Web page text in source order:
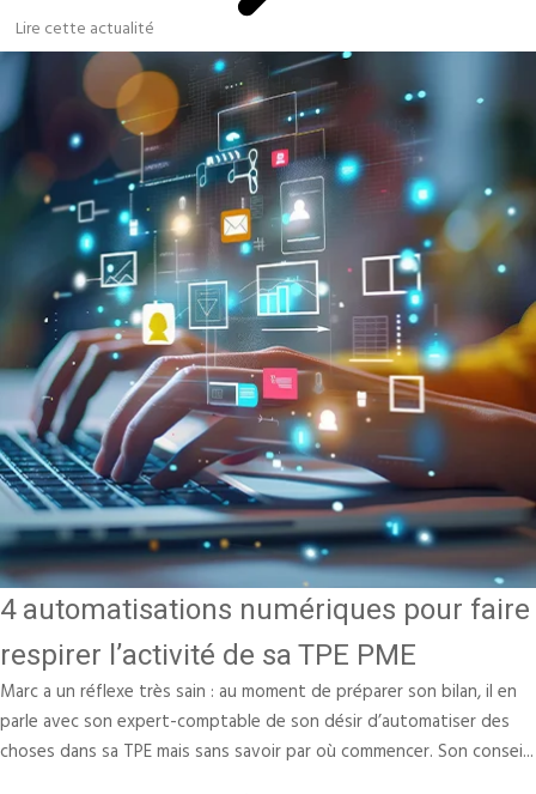
Lire cette actualité
4 automatisations numériques pour faire
respirer l’activité de sa TPE PME
Marc a un réflexe très sain : au moment de préparer son bilan, il en
parle avec son expert-comptable de son désir d’automatiser des
choses dans sa TPE mais sans savoir par où commencer. Son consei...